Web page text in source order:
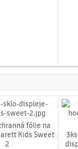
fólie na
Kids Sweet
2